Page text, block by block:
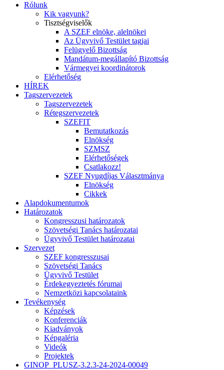
Rólunk
Kik vagyunk?
Tisztségviselők
A SZEF elnöke, alelnökei
Az Ügyvivő Testület tagjai
Felügyelő Bizottság
Mandátum-megállapító Bizottság
Vármegyei koordinátorok
Elérhetőség
HÍREK
Tagszervezetek
Tagszervezetek
Rétegszervezetek
SZEFIT
Bemutatkozás
Elnökség
SZMSZ
Elérhetőségek
Csatlakozz!
SZEF Nyugdíjas Választmánya
Elnökség
Cikkek
Alapdokumentumok
Határozatok
Kongresszusi határozatok
Szövetségi Tanács határozatai
Ügyvivő Testület határozatai
Szervezet
SZEF kongresszusai
Szövetségi Tanács
Ügyvivő Testület
Érdekegyeztetés fórumai
Nemzetközi kapcsolataink
Tevékenység
Képzések
Konferenciák
Kiadványok
Képgaléria
Videók
Projektek
GINOP_PLUSZ-3.2.3-24-2024-00049